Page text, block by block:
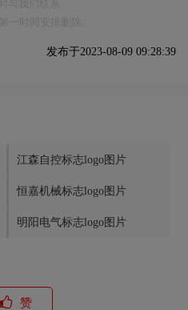
发布于2023-08-09 09:28:39
江森自控标志logo图片
恒嘉机械标志logo图片
明阳电气标志logo图片
赞